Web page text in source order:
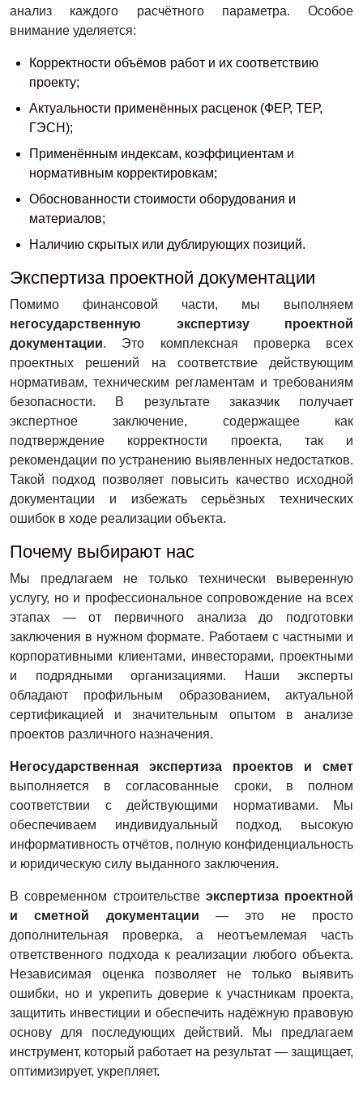
анализ каждого расчётного параметра. Особое
внимание уделяется:
Корректности объёмов работ и их соответствию
проекту;
Актуальности применённых расценок (ФЕР, ТЕР,
ГЭСН);
Применённым индексам, коэффициентам и
нормативным корректировкам;
Обоснованности стоимости оборудования и
материалов;
Наличию скрытых или дублирующих позиций.
Экспертиза проектной документации
Помимо финансовой части, мы выполняем
негосударственную экспертизу проектной
документации. Это комплексная проверка всех
проектных решений на соответствие действующим
нормативам, техническим регламентам и требованиям
безопасности. В результате заказчик получает
экспертное заключение, содержащее как
подтверждение корректности проекта, так и
рекомендации по устранению выявленных недостатков.
Такой подход позволяет повысить качество исходной
документации и избежать серьёзных технических
ошибок в ходе реализации объекта.
Почему выбирают нас
Мы предлагаем не только технически выверенную
услугу, но и профессиональное сопровождение на всех
этапах — от первичного анализа до подготовки
заключения в нужном формате. Работаем с частными и
корпоративными клиентами, инвесторами, проектными
и подрядными организациями. Наши эксперты
обладают профильным образованием, актуальной
сертификацией и значительным опытом в анализе
проектов различного назначения.
Негосударственная экспертиза проектов и смет
выполняется в согласованные сроки, в полном
соответствии с действующими нормативами. Мы
обеспечиваем индивидуальный подход, высокую
информативность отчётов, полную конфиденциальность
и юридическую силу выданного заключения.
В современном строительстве экспертиза проектной
и сметной документации — это не просто
дополнительная проверка, а неотъемлемая часть
ответственного подхода к реализации любого объекта.
Независимая оценка позволяет не только выявить
ошибки, но и укрепить доверие к участникам проекта,
защитить инвестиции и обеспечить надёжную правовую
основу для последующих действий. Мы предлагаем
инструмент, который работает на результат — защищает,
оптимизирует, укрепляет.